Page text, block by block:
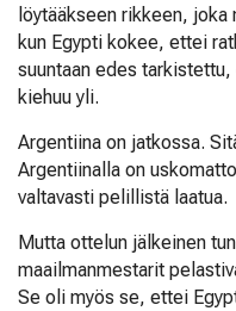
löytääkseen rikkeen,
kun Egypti kokee, ettei
suuntaan edes
kiehuu yli.
Argentiina on jatkossa.
Argentiinalla on
valtavasti pelillistä laatua.
Mutta ottelun jälkeinen
maailmanmestarit
Se oli myös se, ettei